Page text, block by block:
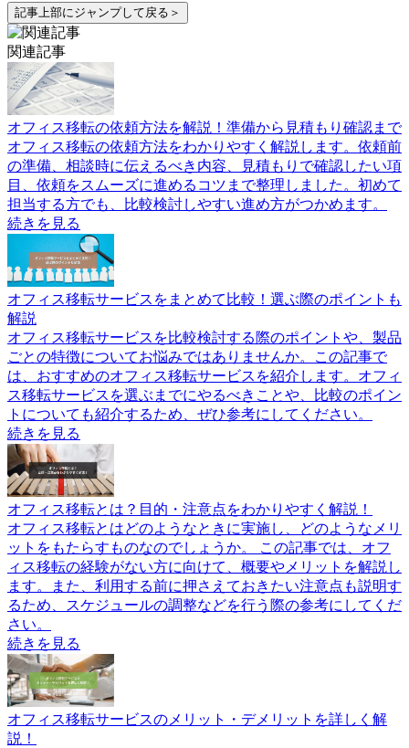
記事上部にジャンプして戻る＞
関連記事
オフィス移転の依頼方法を解説！準備から見積もり確認まで
オフィス移転の依頼方法をわかりやすく解説します。依頼前
の準備、相談時に伝えるべき内容、見積もりで確認したい項
目、依頼をスムーズに進めるコツまで整理しました。初めて
担当する方でも、比較検討しやすい進め方がつかめます。
続きを見る
オフィス移転サービスをまとめて比較！選ぶ際のポイントも
解説
オフィス移転サービスを比較検討する際のポイントや、製品
ごとの特徴についてお悩みではありませんか。この記事で
は、おすすめのオフィス移転サービスを紹介します。オフィ
ス移転サービスを選ぶまでにやるべきことや、比較のポイン
トについても紹介するため、ぜひ参考にしてください。
続きを見る
オフィス移転とは？目的・注意点をわかりやすく解説！
オフィス移転とはどのようなときに実施し、どのようなメリ
ットをもたらすものなのでしょうか。 この記事では、オフ
ィス移転の経験がない方に向けて、概要やメリットを解説し
ます。また、利用する前に押さえておきたい注意点も説明す
るため、スケジュールの調整などを行う際の参考にしてくだ
さい。
続きを見る
オフィス移転サービスのメリット・デメリットを詳しく解
説！